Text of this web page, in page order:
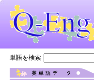
単語を検索